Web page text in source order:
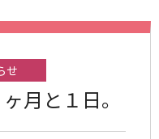
せ
月と１日。